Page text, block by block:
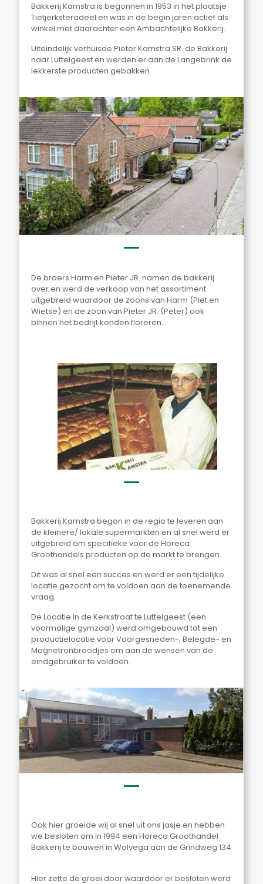
Bakkerij Kamstra is begonnen in 1953 in het plaatsje
Tietjerksteradeel en was in de begin jaren actief als
winkel met daarachter een Ambachtelijke Bakkerij.
Uiteindelijk verhuisde Pieter Kamstra SR. de Bakkerij
naar Luttelgeest en werden er aan de Langebrink de
lekkerste producten gebakken.
De broers Harm en Pieter JR. namen de bakkerij
over en werd de verkoop van het assortiment
uitgebreid waardoor de zoons van Harm (Piet en
Wietse) en de zoon van Pieter JR. (Peter) ook
binnen het bedrijf konden floreren.
Bakkerij Kamstra begon in de regio te leveren aan
de kleinere/ lokale supermarkten en al snel werd er
uitgebreid om specifieke voor de Horeca
Groothandels producten op de markt te brengen.
Dit was al snel een succes en werd er een tijdelijke
locatie gezocht om te voldoen aan de toenemende
vraag.
De Locatie in de Kerkstraat te Luttelgeest (een
voormalige gymzaal) werd omgebouwd tot een
productielocatie voor Voorgesneden-, Belegde- en
Magnetronbroodjes om aan de wensen van de
eindgebruiker te voldoen.
Ook hier groeide wij al snel uit ons jasje en hebben
we besloten om in 1994 een Horeca Groothandel
Bakkerij te bouwen in Wolvega aan de Grindweg 134
.
Hier zette de groei door waardoor er besloten werd